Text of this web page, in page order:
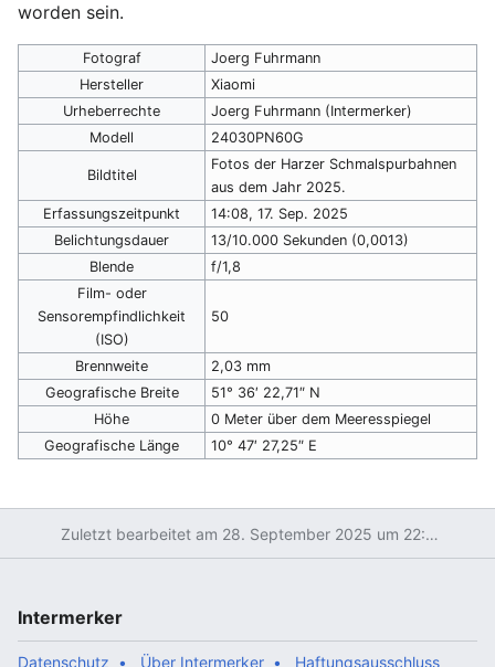
worden sein.
Fotograf
Joerg Fuhrmann
Hersteller
Xiaomi
Urheberrechte
Joerg Fuhrmann (Intermerker)
Modell
24030PN60G
Bildtitel
Fotos der Harzer Schmalspurbahnen
aus dem Jahr 2025.
Erfassungszeitpunkt
14:08, 17. Sep. 2025
Belichtungsdauer
13/10.000 Sekunden (0,0013)
Blende
f/1,8
Film- oder
Sensorempfindlichkeit
(ISO)
50
Brennweite
2,03 mm
Geografische Breite
51° 36′ 22,71″ N
Höhe
0 Meter über dem Meeresspiegel
Geografische Länge
10° 47′ 27,25″ E
Zuletzt bearbeitet am 28. September 2025 um 22:08
Intermerker
Datenschutz Über Intermerker Haftungsausschluss